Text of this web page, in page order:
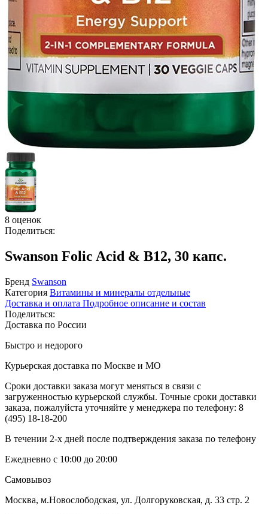
8 оценок
Поделиться:
Swanson Folic Acid & B12, 30 капс.
Бренд Swanson
Категория Витамины и минералы отдельные
Доставка и оплата Подробное описание и состав
Поделиться:
Доставка по России
Быстро и недорого
Курьерская доставка по Москве и МО
Сроки доставки заказа могут меняться в связи с
загруженностью курьерской службы. Точные сроки доставки
заказа, пожалуйста уточняйте у менеджера по телефону: 8
(495) 18-18-200
В течении 2-х дней после подтверждения заказа по телефону
Ежедневно с 10:00 до 20:00
Самовывоз
Москва, м.Новослободская, ул. Долгоруковская, д. 33 стр. 2